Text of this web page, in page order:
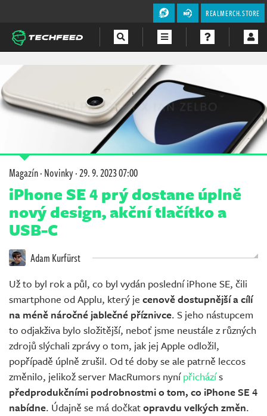
REALMERCH.STORE
Magazín
Videa
Magazín·Novinky·29. 9. 2023 07:00
iPhone SE 4 prý dostane úplně
nový design, akční tlačítko a
USB-C
Adam Kurfürst
Už to byl rok a půl, co byl vydán poslední iPhone SE, čili
smartphone od Applu, který je cenově dostupnější a cílí
na méně náročné jablečné příznivce. S jeho nástupcem
to odjakživa bylo složitější, neboť jsme neustále z různých
zdrojů slýchali zprávy o tom, jak jej Apple odložil,
popřípadě úplně zrušil. Od té doby se ale patrně leccos
změnilo, jelikož server MacRumors nynípřicházís
předprodukčními podrobnostmi o tom, co iPhone SE 4
nabídne. Údajně se má dočkatopravdu velkých změn.